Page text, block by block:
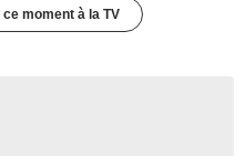
moment à la TV